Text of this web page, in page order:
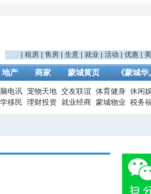
| 租房 | 售房 | 生意 | 就业 | 活动 | 优惠 |
地产 商家 蒙城黄页 《蒙城华
电讯 宠物天地 交友联谊 体育健身 休闲
移民 理财投资 就业经商 蒙城物业 税务